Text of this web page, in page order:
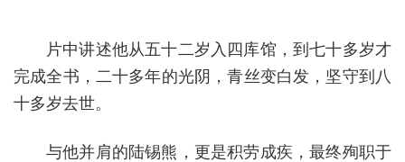
片中讲述他从五十二岁入四库馆，到七十多岁才
完成全书，二十多年的光阴，青丝变白发，坚守到八
十多岁去世。
与他并肩的陆锡熊，更是积劳成疾，最终殉职于